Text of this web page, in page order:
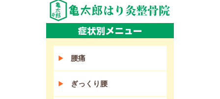
腰痛
ぎっくり腰